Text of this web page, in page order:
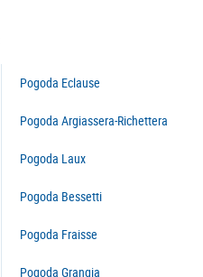
Pogoda Eclause
Pogoda Argiassera-Richettera
Pogoda Laux
Pogoda Bessetti
Pogoda Fraisse
Pogoda Grangia